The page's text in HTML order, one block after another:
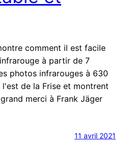
comment il est facile
à partir de 7
photos infrarouges à 630
de la Frise et montrent
merci à Frank Jäger
11 avril 2021